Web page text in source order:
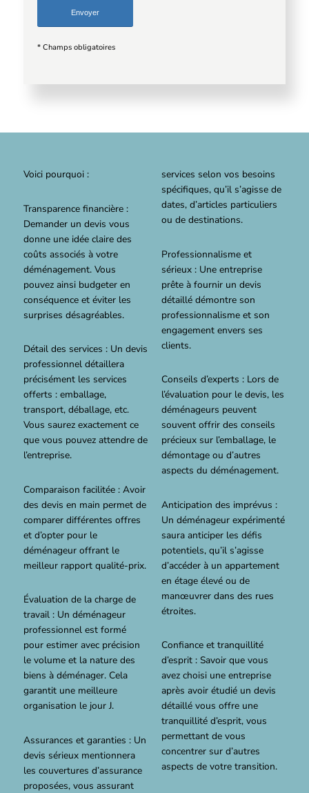
* Champs obligatoires
Voici pourquoi :
Transparence financière :
Demander un devis vous
donne une idée claire des
coûts associés à votre
déménagement. Vous
pouvez ainsi budgeter en
conséquence et éviter les
surprises désagréables.
Détail des services : Un devis
professionnel détaillera
précisément les services
offerts : emballage,
transport, déballage, etc.
Vous saurez exactement ce
que vous pouvez attendre de
l’entreprise.
Comparaison facilitée : Avoir
des devis en main permet de
comparer différentes offres
et d’opter pour le
déménageur offrant le
meilleur rapport qualité-prix.
Évaluation de la charge de
travail : Un déménageur
professionnel est formé
pour estimer avec précision
le volume et la nature des
biens à déménager. Cela
garantit une meilleure
organisation le jour J.
Assurances et garanties : Un
devis sérieux mentionnera
les couvertures d’assurance
proposées, vous assurant
services selon vos besoins
spécifiques, qu’il s’agisse de
dates, d’articles particuliers
ou de destinations.
Professionnalisme et
sérieux : Une entreprise
prête à fournir un devis
détaillé démontre son
professionnalisme et son
engagement envers ses
clients.
Conseils d’experts : Lors de
l’évaluation pour le devis, les
déménageurs peuvent
souvent offrir des conseils
précieux sur l’emballage, le
démontage ou d’autres
aspects du déménagement.
Anticipation des imprévus :
Un déménageur expérimenté
saura anticiper les défis
potentiels, qu’il s’agisse
d’accéder à un appartement
en étage élevé ou de
manœuvrer dans des rues
étroites.
Confiance et tranquillité
d’esprit : Savoir que vous
avez choisi une entreprise
après avoir étudié un devis
détaillé vous offre une
tranquillité d’esprit, vous
permettant de vous
concentrer sur d’autres
aspects de votre transition.